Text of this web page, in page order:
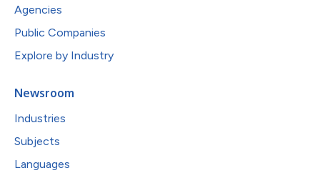
Agencies
Public Companies
Explore by Industry
Newsroom
Industries
Subjects
Languages